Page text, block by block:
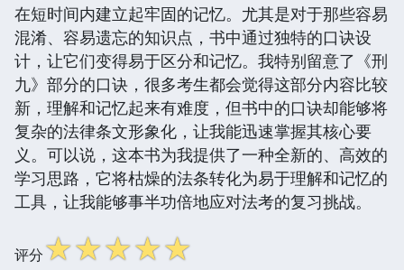
在短时间内建立起牢固的记忆。尤其是对于那些容易
混淆、容易遗忘的知识点，书中通过独特的口诀设
计，让它们变得易于区分和记忆。我特别留意了《刑
九》部分的口诀，很多考生都会觉得这部分内容比较
新，理解和记忆起来有难度，但书中的口诀却能够将
复杂的法律条文形象化，让我能迅速掌握其核心要
义。可以说，这本书为我提供了一种全新的、高效的
学习思路，它将枯燥的法条转化为易于理解和记忆的
工具，让我能够事半功倍地应对法考的复习挑战。
评分☆☆☆☆☆